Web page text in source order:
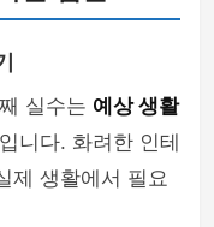
실수는 예상 생활
니다. 화려한 인테
제 생활에서 필요